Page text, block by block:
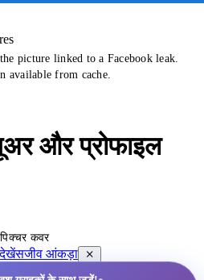
picture linked to a Facebook leak.
available from cache.
और प्रोफाइल
कवर
सजीव आंकड़ा